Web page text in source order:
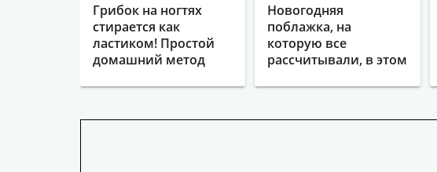
Грибок на ногтях
стирается как
ластиком! Простой
домашний метод
Новогодняя
поблажка, на
которую все
рассчитывали, в этом